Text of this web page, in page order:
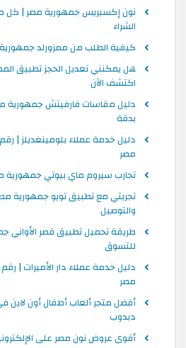
نون إكسبريس جمهورية مصر | كل
الشراء
كيفية الطلب من ممزورلد
هل يمكنني تعديل الحجز تطبيق
اكتشف الآن
دليل مقاسات فارفيتش جمهورية
بدقة
دليل خدمة عملاء بلومينغديلز |
مصر
تجارب سيروم ماي بيوتي
تجربتي مع تطبيق تويو جمهورية
والتوصيل
طريقة تحميل تطبيق قصر الأواني
للتسوق
دليل خدمة عملاء دار الأميرات |
مصر
أفضل متجر ألعاب أطفال أون
دبدوب
أقوى عروض نون مصر على